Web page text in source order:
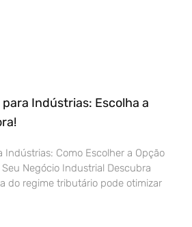
Indústrias: Escolha a
Indústrias: Como Escolher a Opção
Negócio Industrial Descubra
do regime tributário pode otimizar